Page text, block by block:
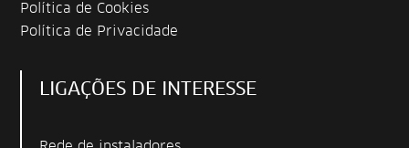
Política de Cookies
Política de Privacidade
LIGAÇÕES DE INTERESSE